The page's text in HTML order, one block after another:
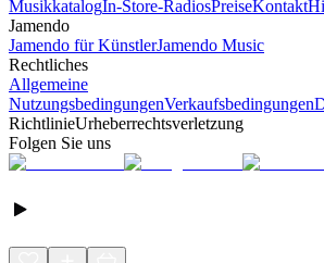
MusikkatalogIn-Store-RadiosPreiseKontakt
Jamendo
Jamendo für KünstlerJamendo Music
Rechtliches
Allgemeine
NutzungsbedingungenVerkaufsbedingungen
RichtlinieUrheberrechtsverletzung
Folgen Sie uns